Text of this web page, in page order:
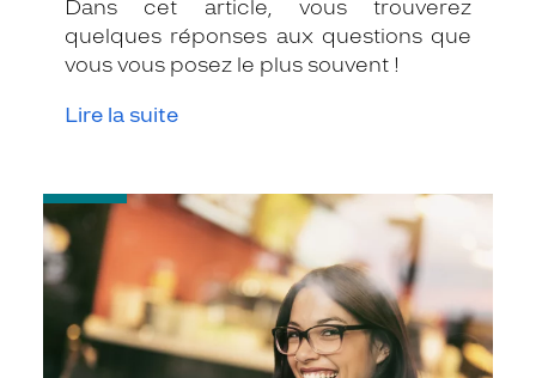
Dans cet article, vous trouverez
quelques réponses aux questions que
vous vous posez le plus souvent !
Lire la suite
-
Bien
entretenir
ses
lunettes